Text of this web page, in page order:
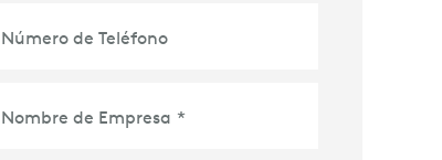
Número de Teléfono
Nombre de Empresa *